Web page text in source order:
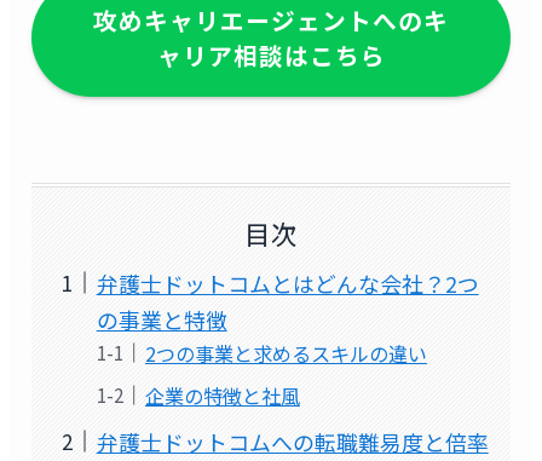
攻めキャリエージェントへのキ
ャリア相談はこちら
目次
弁護士ドットコムとはどんな会社？2つ
の事業と特徴
2つの事業と求めるスキルの違い
企業の特徴と社風
弁護士ドットコムへの転職難易度と倍率